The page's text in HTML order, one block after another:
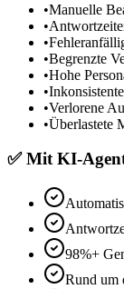
•Manuelle
•
•
•Begrenzte
•Hohe
•
•Verlorene
•Überlastete
✅MitKI-
98%+
Rund um